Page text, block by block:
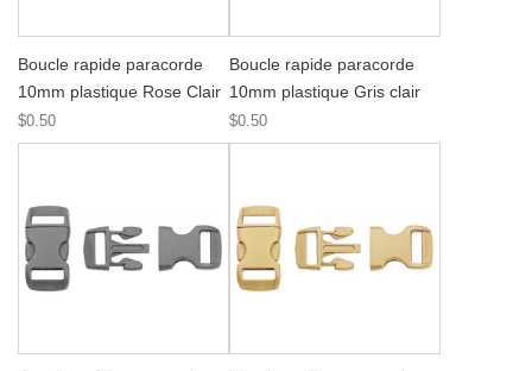
Boucle rapide paracorde
10mm plastique Rose Clair
$0.50
Boucle rapide paracorde
10mm plastique Gris clair
$0.50